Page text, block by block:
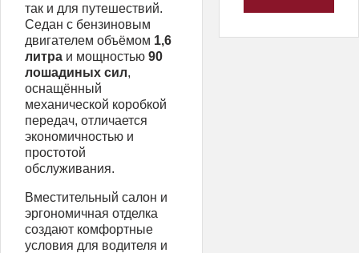
так и для путешествий.
Седан с бензиновым
двигателем объёмом 1,6
литра и мощностью 90
лошадиных сил,
оснащённый
механической коробкой
передач, отличается
экономичностью и
простотой
обслуживания.
Вместительный салон и
эргономичная отделка
создают комфортные
условия для водителя и